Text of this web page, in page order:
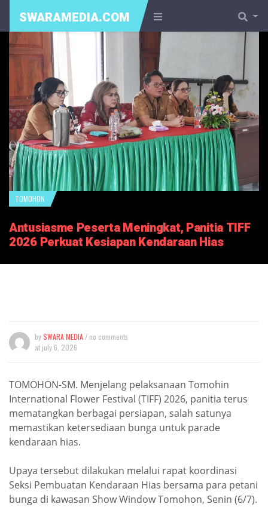
SWARAMEDIA.COM
TOMOHON
Antusiasme Peserta Meningkat, Panitia TIFF
2026 Perkuat Kesiapan Kendaraan Hias
bySWARA MEDIA / no comments
at july 6, 2026
TOMOHON-SM. Menjelang pelaksanaan Tomohin
International Flower Festival (TIFF) 2026, panitia terus
mematangkan berbagai persiapan, salah satunya
memastikan ketersediaan bunga untuk parade
kendaraan hias.
Upaya tersebut dilakukan melalui rapat koordinasi
Seksi Pembuatan Kendaraan Hias bersama para petani
bunga di kawasan Show Window Tomohon, Senin (6/7).